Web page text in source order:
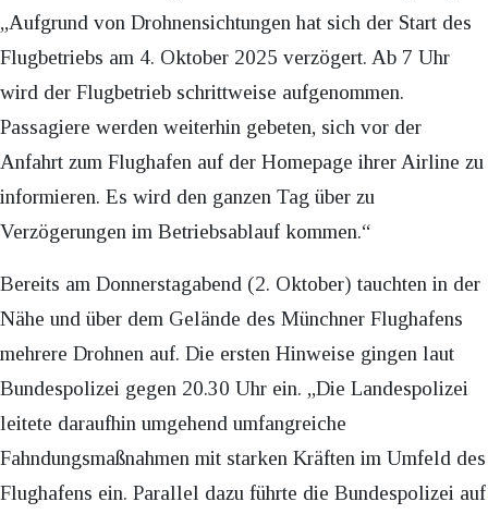
„Aufgrund von Drohnensichtungen hat sich der Start des
Flugbetriebs am 4. Oktober 2025 verzögert. Ab 7 Uhr
wird der Flugbetrieb schrittweise aufgenommen.
Passagiere werden weiterhin gebeten, sich vor der
Anfahrt zum Flughafen auf der Homepage ihrer Airline zu
informieren. Es wird den ganzen Tag über zu
Verzögerungen im Betriebsablauf kommen.“
Bereits am Donnerstagabend (2. Oktober) tauchten in der
Nähe und über dem Gelände des Münchner Flughafens
mehrere Drohnen auf. Die ersten Hinweise gingen laut
Bundespolizei gegen 20.30 Uhr ein. „Die Landespolizei
leitete daraufhin umgehend umfangreiche
Fahndungsmaßnahmen mit starken Kräften im Umfeld des
Flughafens ein. Parallel dazu führte die Bundespolizei auf